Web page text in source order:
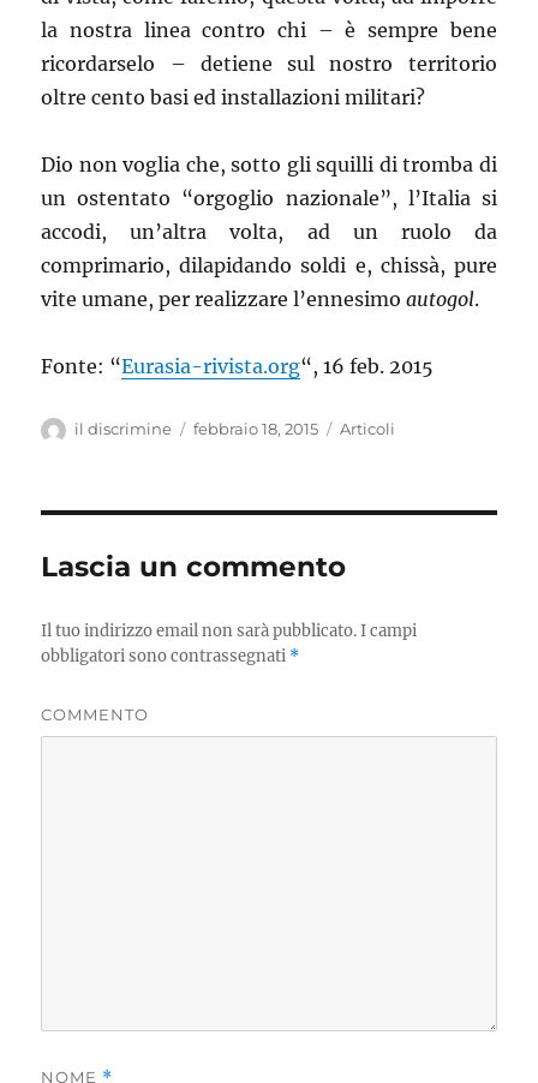
la nostra linea contro chi – è sempre bene
ricordarselo – detiene sul nostro territorio
oltre cento basi ed installazioni militari?
Dio non voglia che, sotto gli squilli di tromba di
un ostentato “orgoglio nazionale”, l’Italia si
accodi, un’altra volta, ad un ruolo da
comprimario, dilapidando soldi e, chissà, pure
vite umane, per realizzare l’ennesimoautogol.
Fonte: “Eurasia-rivista.org“, 16 feb. 2015
Autore
il discrimine
Pubblicato
febbraio 18, 2015 Categorie
Articoli
Lascia un commento
Il tuo indirizzo email non sarà pubblicato.I campi
obbligatori sono contrassegnati *
COMMENTO
NOME *